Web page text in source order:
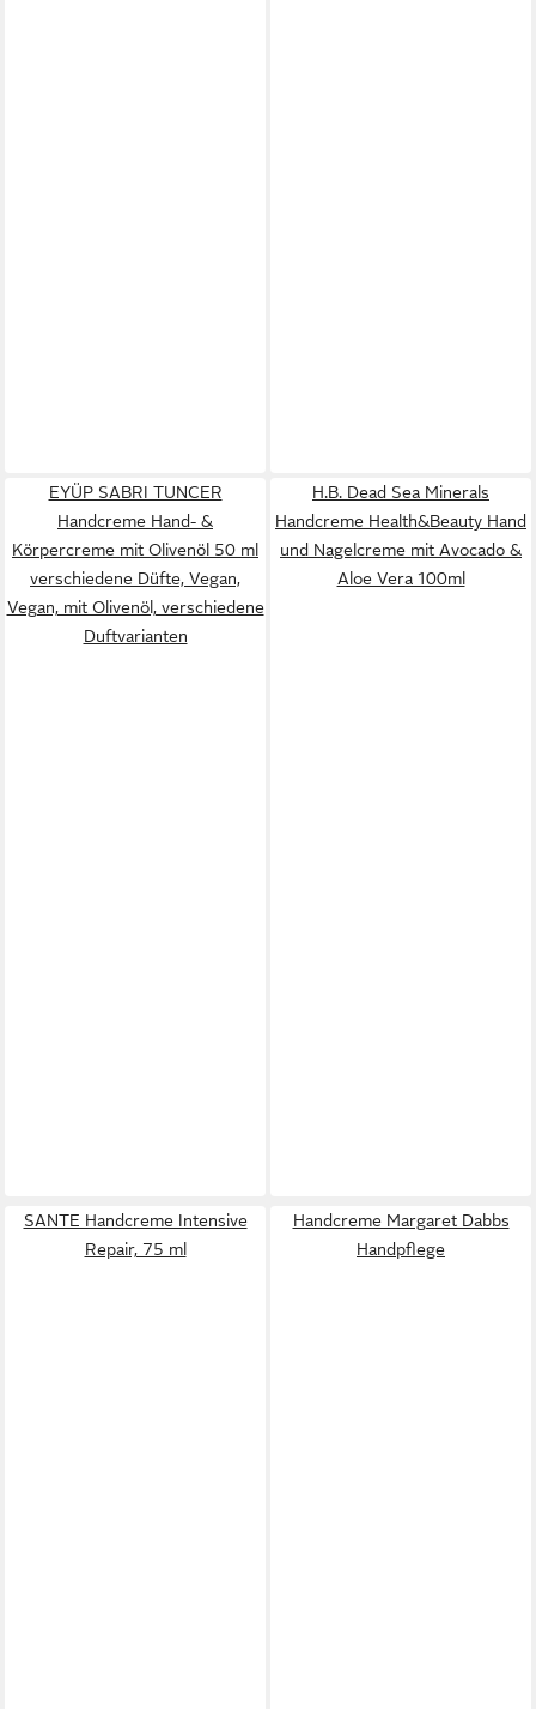
EYÜP SABRI TUNCER
Handcreme Hand- &
Körpercreme mit Olivenöl 50 ml
verschiedene Düfte, Vegan,
Vegan, mit Olivenöl, verschiedene
Duftvarianten
H.B. Dead Sea Minerals
Handcreme Health&Beauty Hand
und Nagelcreme mit Avocado &
Aloe Vera 100ml
SANTE Handcreme Intensive
Repair, 75 ml
Handcreme Margaret Dabbs
Handpflege